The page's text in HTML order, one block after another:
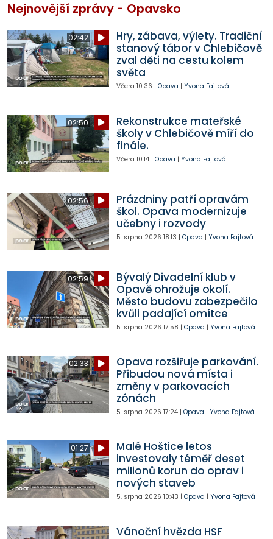
Nejnovější zprávy - Opavsko
02:42
Hry, zábava, výlety. Tradiční
stanový tábor v Chlebičově
zval děti na cestu kolem
světa
Včera 10:36 | Opava | Yvona Fajtová
02:50
Rekonstrukce mateřské
školy v Chlebičově míří do
finále.
Včera 10:14| Opava | Yvona Fajtová
02:56
Prázdniny patří opravám
škol. Opava modernizuje
učebny i rozvody
5. srpna 2026 18:13 | Opava | Yvona Fajtová
02:59
Bývalý Divadelní klub v
Opavě ohrožuje okolí.
Město budovu zabezpečilo
kvůli padající omítce
5. srpna 2026 17:58 | Opava | Yvona Fajtová
02:33
Opava rozšiřuje parkování.
Přibudou nová místa i
změny v parkovacích
zónách
5. srpna 2026 17:24| Opava | Yvona Fajtová
01:27
Malé Hoštice letos
investovaly téměř deset
milionů korun do oprav i
nových staveb
5. srpna 2026 10:43 | Opava | Yvona Fajtová
Vánoční hvězda HSF